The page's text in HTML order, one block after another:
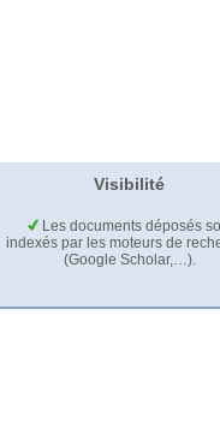
Visibilité
Les documents déposés
indexés par les moteurs de
(Google Scholar,…).